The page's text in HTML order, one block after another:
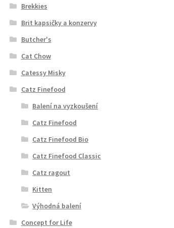
Brekkies
Brit kapsičky a konzervy
Butcher's
Cat Chow
Catessy Misky
Catz Finefood
Balení na vyzkoušení
Catz Finefood
Catz Finefood Bio
Catz Finefood Classic
Catz ragout
Kitten
Výhodná balení
Concept for Life